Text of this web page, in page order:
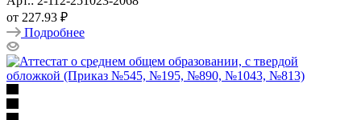
от 227.93 ₽
Подробнее